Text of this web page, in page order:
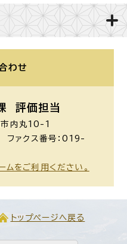
わせ
評価担当
内丸10-1
ァクス番号：019-
ムをご利用ください。
トップページへ戻る